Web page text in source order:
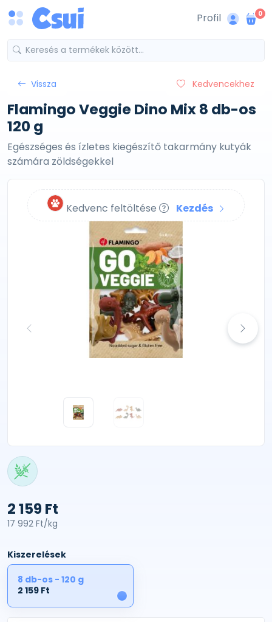
Profil 0
Vissza Kedvencekhez
Flamingo Veggie Dino Mix 8 db-os
120 g
Egészséges és ízletes kiegészítő takarmány kutyák
számára zöldségekkel
Kedvenc feltöltése Kezdés
2 159 Ft
17 992 Ft/kg
Kiszerelések
1
8 db-os - 120 g
2 159 Ft